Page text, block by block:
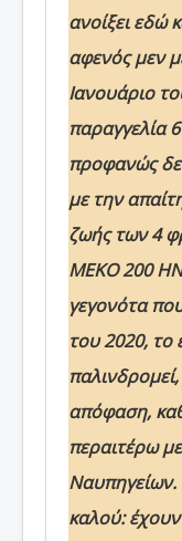
ανοίξει εδώ
αφενός μεν
Ιανουάριο
παραγγελία
προφανώς
με την
ζωής των 4
ΜΕΚΟ 200
γεγονότα
του 2020, το
απόφαση,
περαιτέρω
Ναυπηγείων.
καλού: